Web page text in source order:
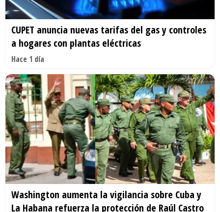
CUPET anuncia nuevas tarifas del gas y controles
a hogares con plantas eléctricas
Hace 1 día
Washington aumenta la vigilancia sobre Cuba y
La Habana refuerza la protección de Raúl Castro